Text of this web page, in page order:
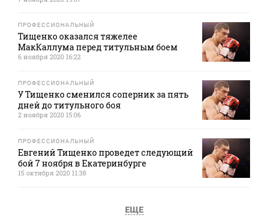
ПРОФЕССИОНАЛЬНЫЙ
Тищенко оказался тяжелее
МакКаллума перед титульным боем
6 ноября 2020 16:22
ПРОФЕССИОНАЛЬНЫЙ
У Тищенко сменился соперник за пять
дней до титульного боя
2 ноября 2020 15:06
ПРОФЕССИОНАЛЬНЫЙ
Евгений Тищенко проведет следующий
бой 7 ноября в Екатеринбурге
15 октября 2020 11:38
ЕЩЕ